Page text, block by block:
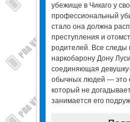
убежище в Чикаго у
профессиональный
стало она должна
преступления и
родителей. Все следы
наркобарону Дону
соединяющая
обычных людей — это
который не
занимается его